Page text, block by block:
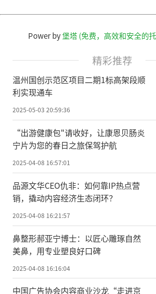
Power by堡塔 (免费，高效和安全的
精彩推荐
温州国创示范区项目二期1标高架段顺
利实现通车
2025-05-03 20:59:36
“出游健康包"请收好，让康恩贝肠炎
宁片为您的春日之旅保驾护航
2025-04-08 16:57:01
品源文华CEO仇非：如何靠IP热点营
销，撬动内容经济生态闭环？
2025-04-08 16:21:57
鼻整形郝亚宁博士：以匠心雕琢自然
美鼻，用专业塑良好口碑
2025-04-08 16:16:04
中国广告协会内容商业沙龙“走进京